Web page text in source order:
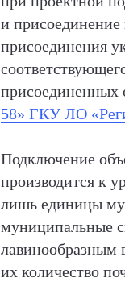
и присоединение
присоединения
присоединенных
58» ГКУ ЛО
Подключение
производится к
лишь единицы
муниципальные
лавинообразным
их количество